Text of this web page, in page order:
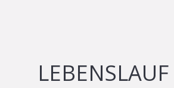
LEBENSLAUF